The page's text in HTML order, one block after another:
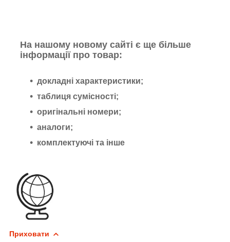
На нашому новому сайті є ще більше
інформації про товар:
докладні характеристики;
таблиця сумісності;
оригінальні номери;
аналоги;
комплектуючі та інше
Приховати